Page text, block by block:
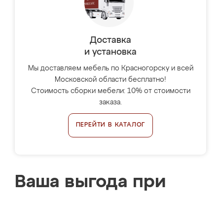
Доставка
и установка
Мы доставляем мебель по Красногорску и всей
Московской области бесплатно!
Стоимость сборки мебели: 10% от стоимости
заказа.
ПЕРЕЙТИ В КАТАЛОГ
Ваша выгода при